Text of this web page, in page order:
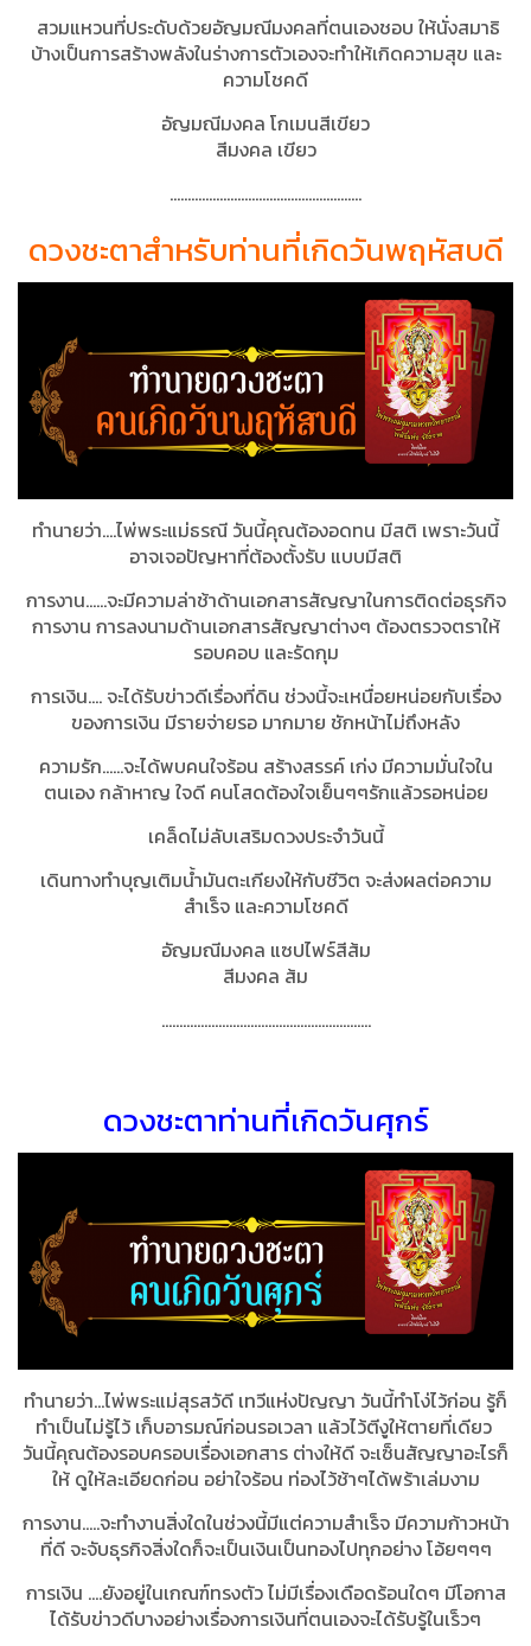
สวมแหวนที่ประดับด้วยอัญมณีมงคลที่ตนเองชอบ ให้นั่งสมาธิ
บ้างเป็นการสร้างพลังในร่างการตัวเองจะทำให้เกิดความสุข และ
ความโชคดี
อัญมณีมงคล โกเมนสีเขียว
สีมงคล เขียว
......................................................
ดวงชะตาสำหรับท่านที่เกิดวันพฤหัสบดี
ทำนายว่า....ไพ่พระแม่ธรณี วันนี้คุณต้องอดทน มีสติ เพราะวันนี้
อาจเจอปัญหาที่ต้องตั้งรับ แบบมีสติ
การงาน……จะมีความล่าช้าด้านเอกสารสัญญาในการติดต่อธุรกิจ
การงาน การลงนามด้านเอกสารสัญญาต่างๆ ต้องตรวจตราให้
รอบคอบ และรัดกุม
การเงิน.... จะได้รับข่าวดีเรื่องที่ดิน ช่วงนี้จะเหนื่อยหน่อยกับเรื่อง
ของการเงิน มีรายจ่ายรอ มากมาย ชักหน้าไม่ถึงหลัง
ความรัก……จะได้พบคนใจร้อน สร้างสรรค์ เก่ง มีความมั่นใจใน
ตนเอง กล้าหาญ ใจดี คนโสดต้องใจเย็นๆๆรักแล้วรอหน่อย
เคล็ดไม่ลับเสริมดวงประจำวันนี้
เดินทางทำบุญเติมน้ำมันตะเกียงให้กับชีวิต จะส่งผลต่อความ
สำเร็จ และความโชคดี
อัญมณีมงคล แซปไฟร์สีส้ม
สีมงคล ส้ม
...........................................................
ดวงชะตาท่านที่เกิดวันศุกร์
ทำนายว่า...ไพ่พระแม่สุรสวัดี เทวีแห่งปัญญา วันนี้ทำโง่ไว้ก่อน รู้ก็
ทำเป็นไม่รู้ไว้ เก็บอารมณ์ก่อนรอเวลา แล้วไว้ตีงูให้ตายที่เดียว
วันนี้คุณต้องรอบครอบเรื่องเอกสาร ต่างให้ดี จะเซ็นสัญญาอะไรก็
ให้ ดูให้ละเอียดก่อน อย่าใจร้อน ท่องไว้ช้าๆได้พร้าเล่มงาม
การงาน…..จะทำงานสิ่งใดในช่วงนี้มีแต่ความสำเร็จ มีความก้าวหน้า
ที่ดี จะจับธุรกิจสิ่งใดก็จะเป็นเงินเป็นทองไปทุกอย่าง โอ้ยๆๆๆ
การเงิน ….ยังอยู่ในเกณฑ์ทรงตัว ไม่มีเรื่องเดือดร้อนใดๆ มีโอกาส
ได้รับข่าวดีบางอย่างเรื่องการเงินที่ตนเองจะได้รับรู้ในเร็วๆ